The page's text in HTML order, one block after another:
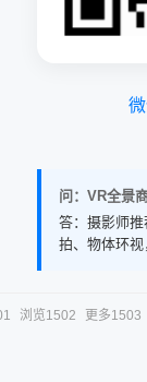
问：VR全景
答：摄影师
拍、物体环视
浏览1502 更多1503